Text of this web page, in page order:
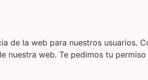
de la web para nuestros usuarios.
nuestra web. Te pedimos tu permiso